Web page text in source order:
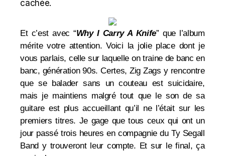
cachée.
Et c’est avec “Why I Carry A Knife” que l’album
mérite votre attention. Voici la jolie place dont je
vous parlais, celle sur laquelle on traine de banc en
banc, génération 90s. Certes, Zig Zags y rencontre
que se balader sans un couteau est suicidaire,
mais je maintiens malgré tout que le son de sa
guitare est plus accueillant qu’il ne l’était sur les
premiers titres. Je gage que tous ceux qui ont un
jour passé trois heures en compagnie du Ty Segall
Band y trouveront leur compte. Et sur le final, ça